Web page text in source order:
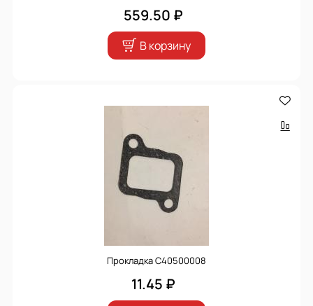
559.50 ₽
В корзину
Прокладка С40500008
11.45 ₽